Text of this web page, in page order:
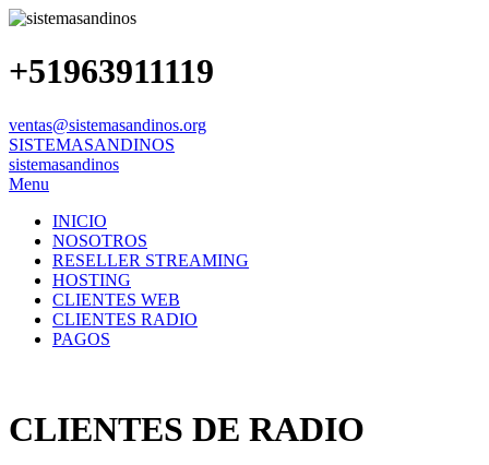
+51963911119
ventas@sistemasandinos.org
SISTEMASANDINOS
sistemasandinos
Menu
INICIO
NOSOTROS
RESELLER STREAMING
HOSTING
CLIENTES WEB
CLIENTES RADIO
PAGOS
CLIENTES DE RADIO